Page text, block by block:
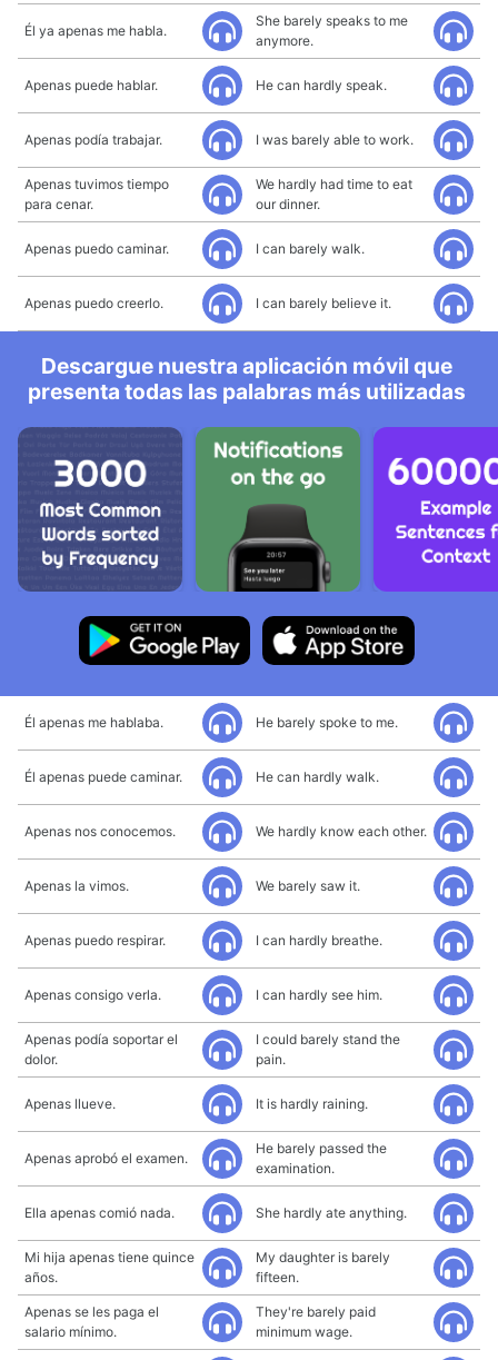
Él ya apenas me habla.
She barely speaks to me
anymore.
Apenas puede hablar. He can hardly speak.
Apenas podía trabajar. I was barely able to work.
Apenas tuvimos tiempo
para cenar.
We hardly had time to eat
our dinner.
Apenas puedo caminar. I can barely walk.
Apenas puedo creerlo. I can barely believe it.
Descargue nuestra aplicación móvil que
presenta todas las palabras más utilizadas
Él apenas me hablaba. He barely spoke to me.
Él apenas puede caminar. He can hardly walk.
Apenas nos conocemos. We hardly know each other.
Apenas la vimos. We barely saw it.
Apenas puedo respirar. I can hardly breathe.
Apenas consigo verla. I can hardly see him.
Apenas podía soportar el
dolor.
I could barely stand the
pain.
Apenas llueve. It is hardly raining.
Apenas aprobó el examen.
He barely passed the
examination.
Ella apenas comió nada. She hardly ate anything.
Mi hija apenas tiene quince
años.
My daughter is barely
fifteen.
Apenas se les paga el
salario mínimo.
They're barely paid
minimum wage.